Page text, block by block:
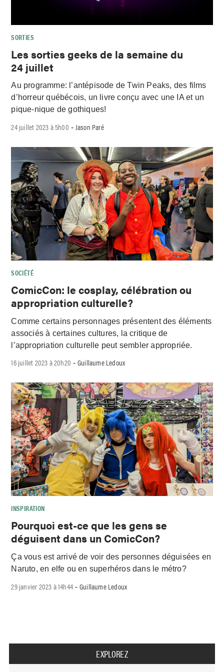
SORTIES
Les sorties geeks de la semaine du
24 juillet
Au programme: l’antépisode de Twin Peaks, des films
d’horreur québécois, un livre conçu avec une IA et un
pique-nique de gothiques!
24 juillet 2023 à 5h00 - Jason Paré
SOCIÉTÉ
ComicCon: le cosplay, célébration ou
appropriation culturelle?
Comme certains personnages présentent des éléments
associés à certaines cultures, la critique de
l’appropriation culturelle peut sembler appropriée.
16 juillet 2023 à 20h20 -Guillaume Ledoux
INSPIRATION
Pourquoi est-ce que les gens se
déguisent dans un ComicCon?
Ça vous est arrivé de voir des personnes déguisées en
Naruto, en elfe ou en superhéros dans le métro?
29 janvier 2023 à 14h44 -Guillaume Ledoux
EXPLOREZ